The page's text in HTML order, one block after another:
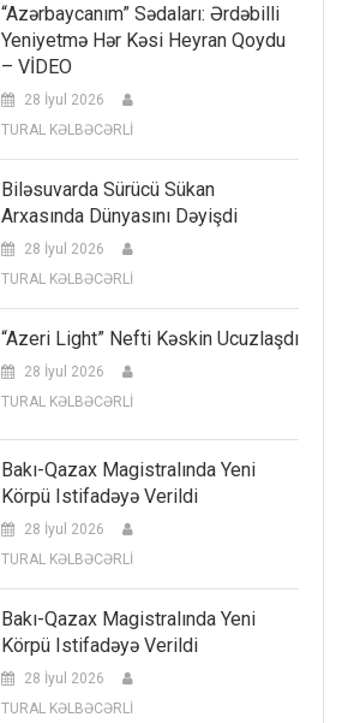
“Azərbaycanım” Sədaları: Ərdəbilli
Yeniyetmə Hər Kəsi Heyran Qoydu
– VİDEO
28 İyul 2026
TURAL KƏLBƏCƏRLİ
Biləsuvarda Sürücü Sükan
Arxasında Dünyasını Dəyişdi
28 İyul 2026
TURAL KƏLBƏCƏRLİ
“Azeri Light” Nefti Kəskin Ucuzlaşdı
28 İyul 2026
TURAL KƏLBƏCƏRLİ
Bakı-Qazax Magistralında Yeni
Körpü Istifadəyə Verildi
28 İyul 2026
TURAL KƏLBƏCƏRLİ
Bakı-Qazax Magistralında Yeni
Körpü Istifadəyə Verildi
28 İyul 2026
TURAL KƏLBƏCƏRLİ